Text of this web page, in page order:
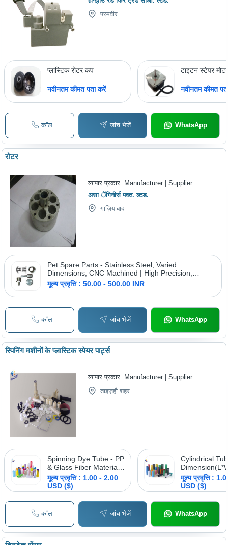
परमवीर
प्लास्टिक रोटर कप
नवीनतम कीमत पता करें
टाइटन स्टेपर
नवीनतम कीमत
कॉल जांच भेजें WhatsApp
रोटर
व्यापार प्रकार: Manufacturer | Supplier
असा ेंगिनीर्स पवत. ल्टड.
गाज़ियाबाद
Pet Spare Parts - Stainless Steel, Varied
Dimensions, CNC Machined | High Precision,
Durable, Easy Installation, Customizable Designs
मूल्य प्रवृत्ति : 50.00 - 500.00 INR
कॉल जांच भेजें WhatsApp
स्पिनिंग मशीनों के प्लास्टिक स्पेयर पार्ट्स
व्यापार प्रकार: Manufacturer | Supplier
ताइज़हौ शहर
Spinning Dye Tube - PP
& Glass Fiber Material,
170-290mm Length,
20-75mm Diameter |
Ensures Concentricity,
Maintains Thread
Tension, Reduces Yarn
Breakages
मूल्य प्रवृत्ति : 1.00 - 2.00
USD ($)
Cylindrical
100-300
(Mm)
मूल्य प्रवृत्ति :
USD ($)
कॉल जांच भेजें WhatsApp